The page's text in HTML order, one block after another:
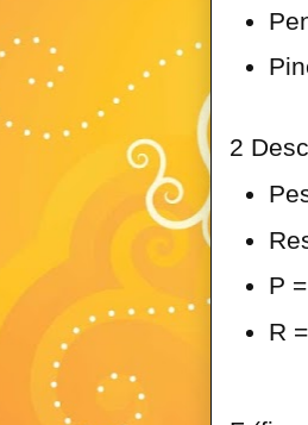
2
P
R